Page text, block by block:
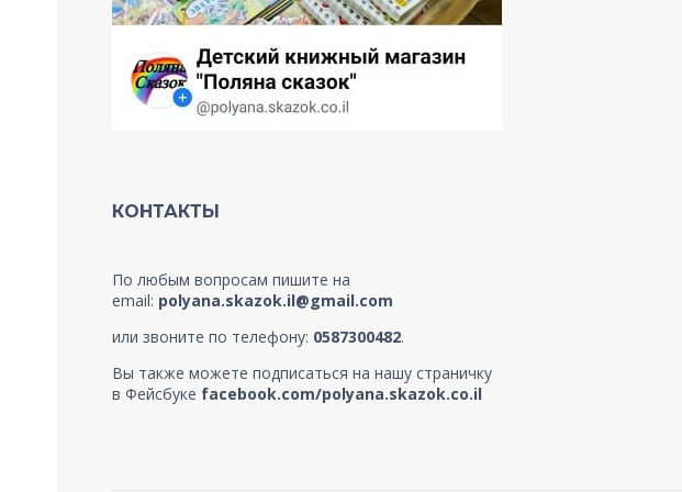
КОНТАКТЫ
По любым вопросам пишите на
email: polyana.skazok.il@gmail.com
или звоните по телефону: 0587300482.
Вы также можете подписаться на нашу страничку
в Фейсбуке facebook.com/polyana.skazok.co.il